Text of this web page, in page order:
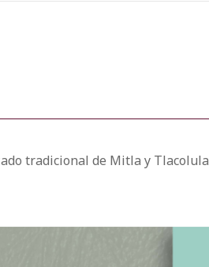
tradicional de Mitla y Tlacolula